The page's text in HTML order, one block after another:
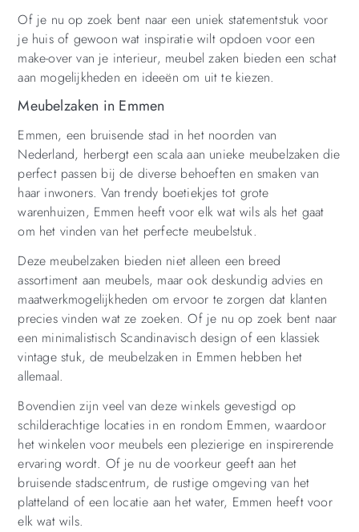
Of je nu op zoek bent naar een uniek statementstuk voor
je huis of gewoon wat inspiratie wilt opdoen voor een
make-over van je interieur, meubel zaken bieden een schat
aan mogelijkheden en ideeën om uit te kiezen.
Meubelzaken in Emmen
Emmen, een bruisende stad in het noorden van
Nederland, herbergt een scala aan unieke meubelzaken die
perfect passen bij de diverse behoeften en smaken van
haar inwoners. Van trendy boetiekjes tot grote
warenhuizen, Emmen heeft voor elk wat wils als het gaat
om het vinden van het perfecte meubelstuk.
Deze meubelzaken bieden niet alleen een breed
assortiment aan meubels, maar ook deskundig advies en
maatwerkmogelijkheden om ervoor te zorgen dat klanten
precies vinden wat ze zoeken. Of je nu op zoek bent naar
een minimalistisch Scandinavisch design of een klassiek
vintage stuk, de meubelzaken in Emmen hebben het
allemaal.
Bovendien zijn veel van deze winkels gevestigd op
schilderachtige locaties in en rondom Emmen, waardoor
het winkelen voor meubels een plezierige en inspirerende
ervaring wordt. Of je nu de voorkeur geeft aan het
bruisende stadscentrum, de rustige omgeving van het
platteland of een locatie aan het water, Emmen heeft voor
elk wat wils.